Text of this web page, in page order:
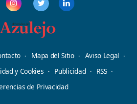
Mapa del Sitio
Aviso Legal
y Cookies
Publicidad
RSS
de Privacidad